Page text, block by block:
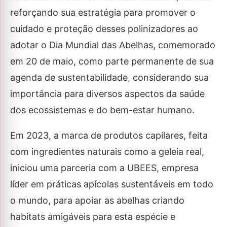
reforçando sua estratégia para promover o
cuidado e proteção desses polinizadores ao
adotar o Dia Mundial das Abelhas, comemorado
em 20 de maio, como parte permanente de sua
agenda de sustentabilidade, considerando sua
importância para diversos aspectos da saúde
dos ecossistemas e do bem-estar humano.
Em 2023, a marca de produtos capilares, feita
com ingredientes naturais como a geleia real,
iniciou uma parceria com a UBEES, empresa
líder em práticas apícolas sustentáveis ​​em todo
o mundo, para apoiar as abelhas criando
habitats amigáveis ​​para esta espécie e